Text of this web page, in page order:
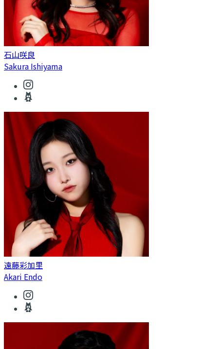
石山咲良
Sakura Ishiyama
遠藤彩加里
Akari Endo